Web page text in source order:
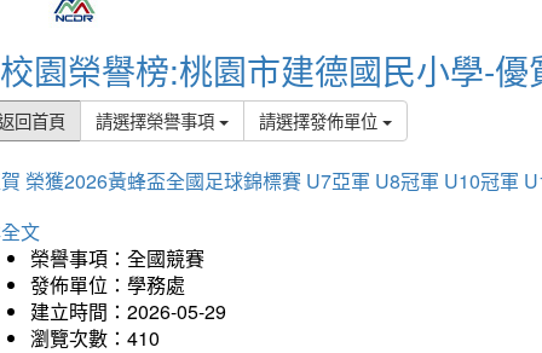
校園榮譽榜:桃園市建德國民小學-優
回首頁 請選擇榮譽事項 請選擇發佈單位
榮獲2026黃蜂盃全國足球錦標賽 U7亞軍 U8冠軍 U10冠軍
文
榮譽事項：全國競賽
發佈單位：學務處
建立時間：2026-05-29
瀏覽次數：410